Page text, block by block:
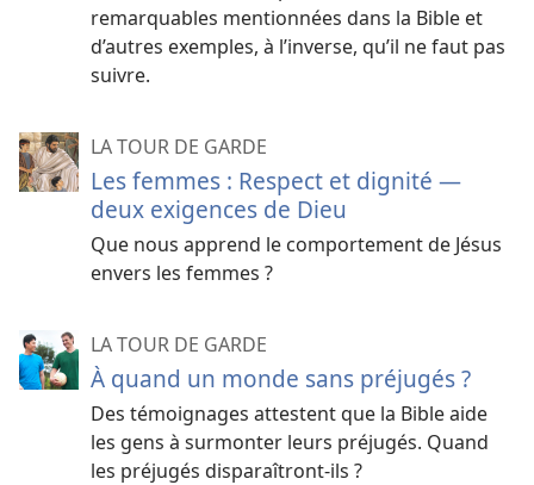
remarquables mentionnées dans la Bible et
d’autres exemples, à l’inverse, qu’il ne faut pas
suivre.
LA TOUR DE GARDE
Les femmes : Respect et dignité —
deux exigences de Dieu
Que nous apprend le comportement de Jésus
envers les femmes ?
LA TOUR DE GARDE
À quand un monde sans préjugés ?
Des témoignages attestent que la Bible aide
les gens à surmonter leurs préjugés. Quand
les préjugés disparaîtront-ils ?